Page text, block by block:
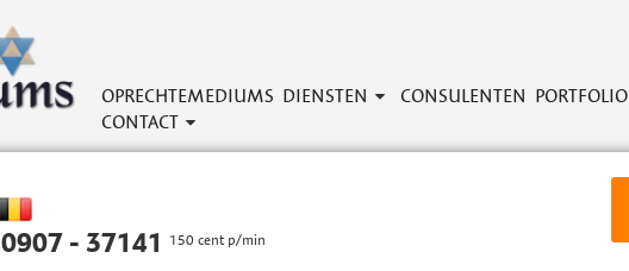
OPRECHTEMEDIUMS DIENSTEN CONSULENTEN PORTFOLIO
CONTACT
0907 - 37141 150 cent p/min